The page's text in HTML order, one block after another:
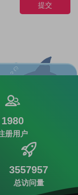
提交
1980
册用户
3557957
总访问量